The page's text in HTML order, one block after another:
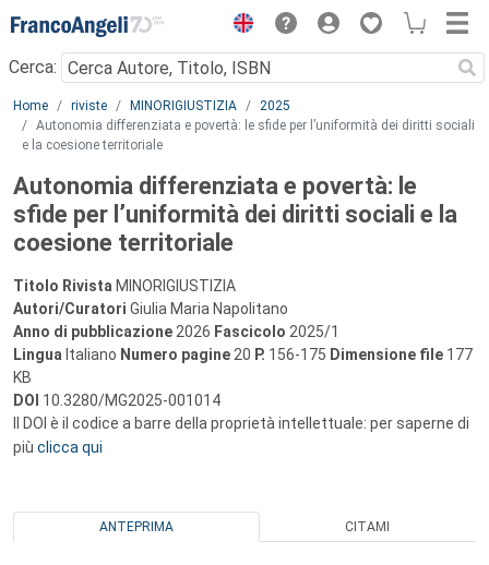
Menu
Cerca:
Main content
Home riviste MINORIGIUSTIZIA
2025
Autonomia differenziata e povertà: le sfide per l’uniformità dei diritti sociali
e la coesione territoriale
Autonomia differenziata e povertà: le
sfide per l’uniformità dei diritti sociali e la
coesione territoriale
Titolo Rivista MINORIGIUSTIZIA
Autori/Curatori Giulia Maria Napolitano
Anno di pubblicazione 2026 Fascicolo 2025/1
Lingua Italiano Numero pagine 20 P. 156-175 Dimensione file 177
KB
DOI 10.3280/MG2025-001014
Il DOI è il codice a barre della proprietà intellettuale: per saperne di
più clicca qui
ANTEPRIMA CITAMI